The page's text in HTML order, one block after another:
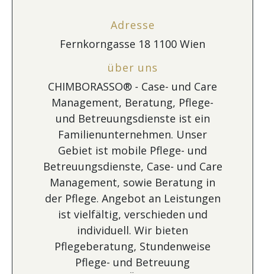
Adresse
Fernkorngasse 18 1100 Wien
über uns
CHIMBORASSO® - Case- und Care
Management, Beratung, Pflege-
und Betreuungsdienste ist ein
Familienunternehmen. Unser
Gebiet ist mobile Pflege- und
Betreuungsdienste, Case- und Care
Management, sowie Beratung in
der Pflege. Angebot an Leistungen
ist vielfältig, verschieden und
individuell. Wir bieten
Pflegeberatung, Stundenweise
Pflege- und Betreuung